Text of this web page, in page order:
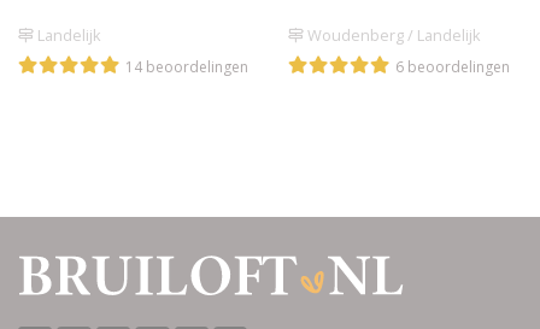
Landelijk
14 beoordelingen
Woudenberg / Landelijk
6 beoordelingen